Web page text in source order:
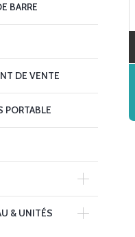
BARRE
DE VENTE
PORTABLE
& UNITÉS